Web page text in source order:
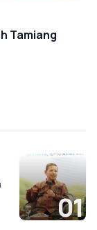
Tamiang
01